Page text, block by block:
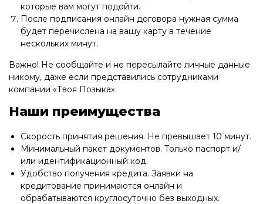
которые вам могут подойти.
После подписания онлайн договора нужная сумма
будет перечислена на вашу карту в течение
нескольких минут.
Важно! Не сообщайте и не пересылайте личные данные
никому, даже если представились сотрудниками
компании «Твоя Позыка».
Наши преимущества
Скорость принятия решения. Не превышает 10 минут.
Минимальный пакет документов. Только паспорт и/
или идентификационный код.
Удобство получения кредита. Заявки на
кредитование принимаются онлайн и
обрабатываются круглосуточно без выходных.